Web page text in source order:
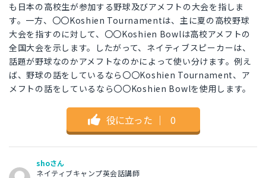
も日本の高校生が参加する野球及びアメフトの大会を指しま
す。一方、〇〇Koshien Tournamentは、主に夏の高校野球
大会を指すのに対して、〇〇Koshien Bowlは高校アメフトの
全国大会を示します。したがって、ネイティブスピーカーは、
話題が野球なのかアメフトなのかによって使い分けます。例え
ば、野球の話をしているなら〇〇Koshien Tournament、ア
メフトの話をしているなら〇〇Koshien Bowlを使用します。
役に立った ｜ 0
shoさん
ネイティブキャンプ英会話講師